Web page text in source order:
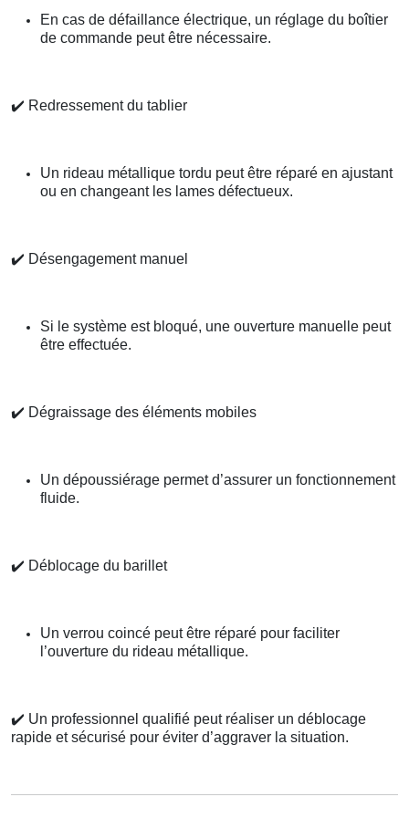
En cas de défaillance électrique, un réglage du boîtier
de commande peut être nécessaire.
✔️ Redressement du tablier
Un rideau métallique tordu peut être réparé en ajustant
ou en changeant les lames défectueux.
✔️ Désengagement manuel
Si le système est bloqué, une ouverture manuelle peut
être effectuée.
✔️ Dégraissage des éléments mobiles
Un dépoussiérage permet d’assurer un fonctionnement
fluide.
✔️ Déblocage du barillet
Un verrou coincé peut être réparé pour faciliter
l’ouverture du rideau métallique.
✔️ Un professionnel qualifié peut réaliser un déblocage
rapide et sécurisé pour éviter d’aggraver la situation.